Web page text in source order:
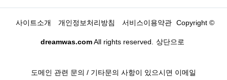
사이트소개 개인정보처리방침 서비스이용약관 Copyright ©
dreamwas.comAll rights reserved. 상단으로
도메인 관련 문의 / 기타문의 사항이 있으시면 이메일